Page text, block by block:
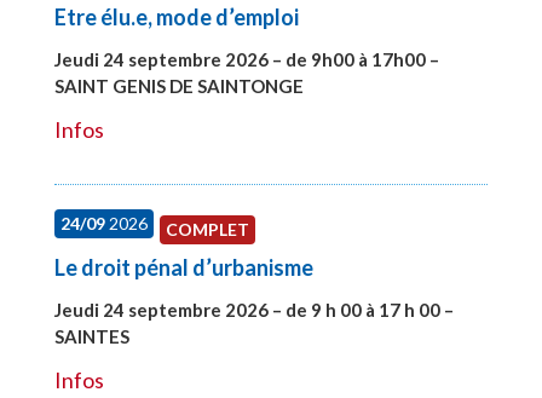
Etre élu.e, mode d’emploi
Jeudi 24 septembre 2026 – de 9h00 à 17h00 –
SAINT GENIS DE SAINTONGE
Infos
24/092026 COMPLET
Le droit pénal d’urbanisme
Jeudi 24 septembre 2026 – de 9 h 00 à 17 h 00 –
SAINTES
Infos